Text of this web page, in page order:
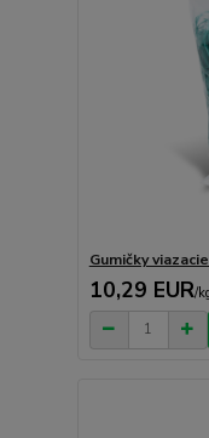
Gumičky
10,29 EUR/